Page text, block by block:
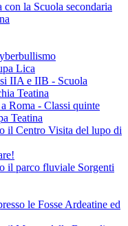
con la Scuola secondaria
Lica
IIA e IIB - Scuola
Teatina
Roma - Classi quinte
Teatina
il Centro Visita del lupo di
il parco fluviale Sorgenti
le Fosse Ardeatine ed